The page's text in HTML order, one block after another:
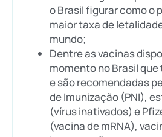
o Brasil figurar como o
maior taxa de
mundo;
Dentre as vacinas
momento no Brasil
e são recomendadas
de Imunização (PNI),
(vírus inativados) e
(vacina de mRNA),